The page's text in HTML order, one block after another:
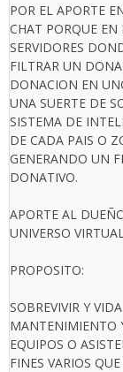
POR EL APORTE
CHAT PORQUE EN
SERVIDORES
FILTRAR UN
DONACION EN
UNA SUERTE DE
SISTEMA DE
DE CADA PAIS O
GENERANDO UN
DONATIVO.
APORTE AL
UNIVERSO
PROPOSITO:
SOBREVIVIR Y VIDA
MANTENIMIENTO
EQUIPOS O
FINES VARIOS